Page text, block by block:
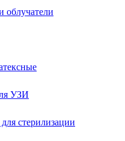
облучатели
УЗИ
стерилизации